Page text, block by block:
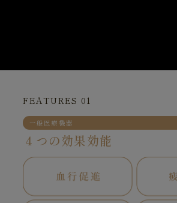
FEATURES 01
一般医療機器
４つの効果効能